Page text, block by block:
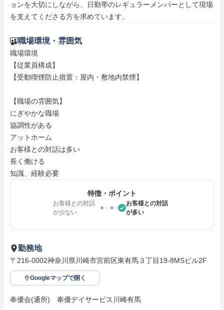
ョンを大切にしながら、日勤帯のレギュラーメンバーとして現場
を支えてくださる方を求めています。
職場環境・雰囲気
職場環境
【従業員構成】
【受動喫煙防止措置：屋内・敷地内禁煙】
【職場の雰囲気】
にぎやかな職場
協調性がある
アットホーム
お客様との対話は多い
長く働ける
知識、経験必要
特徴・ポイント
お客様との対話
が少ない
お客様との対話
が多い
勤務地
〒216-0002神奈川県川崎市宮前区東有馬３丁目19-8MSビル2F
Googleマップで開く
奉優会(通所)　奉優デイサービス川崎有馬